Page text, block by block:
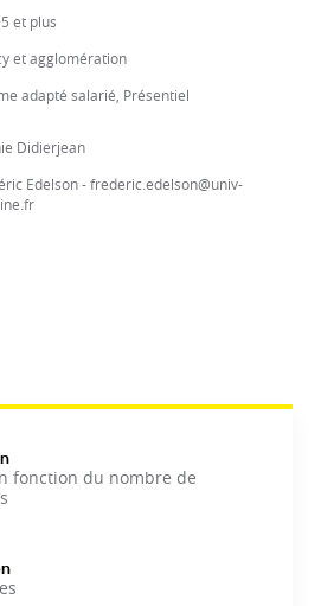
et plus
et agglomération
adapté salarié, Présentiel
Didierjean
Edelson - frederic.edelson@univ-
fonction du nombre de